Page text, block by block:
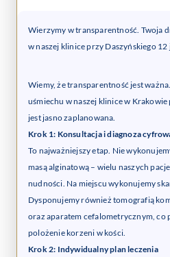
Wierzymy w transparentność. Twoja
w naszej klinice przy Daszyńskiego 12
Wiemy, że transparentność jest
uśmiechu w naszej klinice w
jest jasno zaplanowana.
Krok 1: Konsultacja i diagnoza
To najważniejszy etap. Nie
masą alginatową – wielu naszych
nudności. Na miejscu wykonujemy
Dysponujemy również tomografią
oraz aparatem cefalometrycznym, co
polożenie korzeni w kości.
Krok 2: Indywidualny plan leczenia